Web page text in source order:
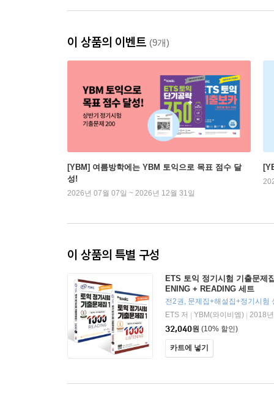
이 상품의 이벤트 (9개)
[YBM] 여름방학에는 YBM 토익으로 목표 점수 달
성!
2026년 07월 07일 ~ 2026년 12월 31일
이 상품의 특별 구성
ETS 토익 정기시험 기출문제
ENING + READING 세트
ETS 저 YBM(와이비엠)
2018
32,040원 (10% 할인)
카트에 넣기